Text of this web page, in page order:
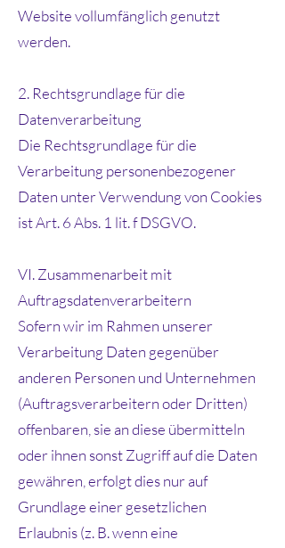
Website vollumfänglich genutzt
werden.
2. Rechtsgrundlage für die
Datenverarbeitung
Die Rechtsgrundlage für die
Verarbeitung personenbezogener
Daten unter Verwendung von Cookies
ist Art. 6 Abs. 1 lit. f DSGVO.
VI. Zusammenarbeit mit
Auftragsdatenverarbeitern
Sofern wir im Rahmen unserer
Verarbeitung Daten gegenüber
anderen Personen und Unternehmen
(Auftragsverarbeitern oder Dritten)
offenbaren, sie an diese übermitteln
oder ihnen sonst Zugriff auf die Daten
gewähren, erfolgt dies nur auf
Grundlage einer gesetzlichen
Erlaubnis (z. B. wenn eine